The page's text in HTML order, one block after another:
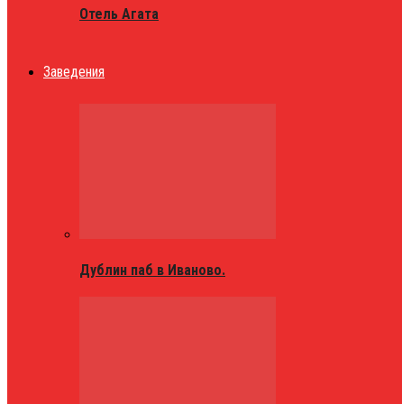
Отель Агата
Заведения
Дублин паб в Иваново.